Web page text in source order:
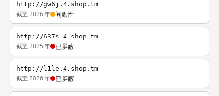
http://gw6j.4.shop.tm
截至 2026 年 间歇性
http://637s.4.shop.tm
截至 2025 年 已屏蔽
http://l1le.4.shop.tm
截至 2026 年 已屏蔽